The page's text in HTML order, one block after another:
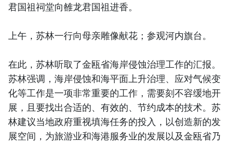
君国祖祠堂向雒龙君国祖进香。
上午，苏林一行向母亲雕像献花；参观河内旗台。
在此，苏林听取了金瓯省海岸侵蚀治理工作的汇报。
苏林强调，海岸侵蚀和海平面上升治理、应对气候变
化等工作是一项非常重要的工作，需要刻不容缓地开
展，且要找出合适的、有效的、节约成本的技术。苏
林建议当地政府重视填海任务的投入，以创造新的发
展空间，为旅游业和海港服务业的发展以及金瓯省乃